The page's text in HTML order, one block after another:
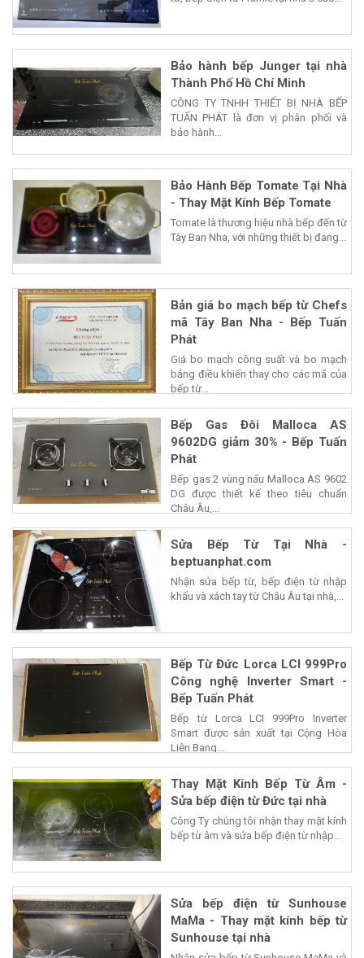
Bảo hành bếp Junger tại nhà
Thành Phố Hồ Chí Minh
CÔNG TY TNHH THIẾT BỊ NHÀ BẾP
TUẤN PHÁT là đơn vị phân phối và
bảo hành...
Bảo Hành Bếp Tomate Tại Nhà
- Thay Mặt Kính Bếp Tomate
Tomate là thương hiệu nhà bếp đến từ
Tây Ban Nha, với những thiết bị đang...
Bản giá bo mạch bếp từ Chefs
mã Tây Ban Nha - Bếp Tuấn
Phát
Giá bo mạch công suất và bo mạch
bảng điều khiển thay cho các mã của
bếp từ...
Bếp Gas Đôi Malloca AS
9602DG giảm 30% - Bếp Tuấn
Phát
Bếp gas 2 vùng nấu Malloca AS 9602
DG được thiết kế theo tiêu chuẩn
Châu Âu,...
Sửa Bếp Từ Tại Nhà -
beptuanphat.com
Nhận sửa bếp từ, bếp điện từ nhập
khẩu và xách tay từ Châu Âu tại nhà,...
Bếp Từ Đức Lorca LCI 999Pro
Công nghệ Inverter Smart -
Bếp Tuấn Phát
Bếp từ Lorca LCI 999Pro Inverter
Smart được sản xuất tại Cộng Hòa
Liên Bang...
Thay Mặt Kính Bếp Từ Âm -
Sửa bếp điện từ Đức tại nhà
Công Ty chúng tôi nhận thay mặt kính
bếp từ âm và sửa bếp điện từ nhập...
Sửa bếp điện từ Sunhouse
MaMa - Thay mặt kính bếp từ
Sunhouse tại nhà